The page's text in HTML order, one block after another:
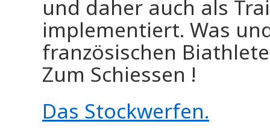
und daher auch als
implementiert. Was
französischen
Zum Schiessen !
Das Stockwerfen.